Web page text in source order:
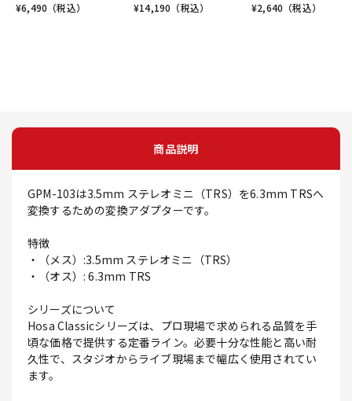
¥6,490 （税込）
¥14,190 （税込）
¥2,640 （税込）
商品説明
GPM-103は3.5mm ステレオミニ（TRS）を6.3mm TRSへ
変換するための変換アダプターです。
特徴
・（メス）:3.5mm ステレオミニ（TRS）
・（オス）: 6.3mm TRS
シリーズについて
Hosa Classicシリーズは、プロ現場で求められる品質を手
頃な価格で提供する定番ライン。必要十分な性能と高い耐
久性で、スタジオからライブ現場まで幅広く使用されてい
ます。